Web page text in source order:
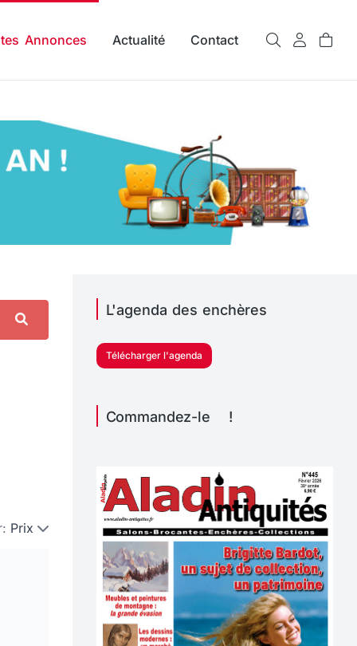
Annonces Actualité Contact
Prix
L'agenda des enchères
Télécharger l'agenda
Commandez-le !